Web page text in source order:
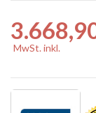
MwSt. inkl.